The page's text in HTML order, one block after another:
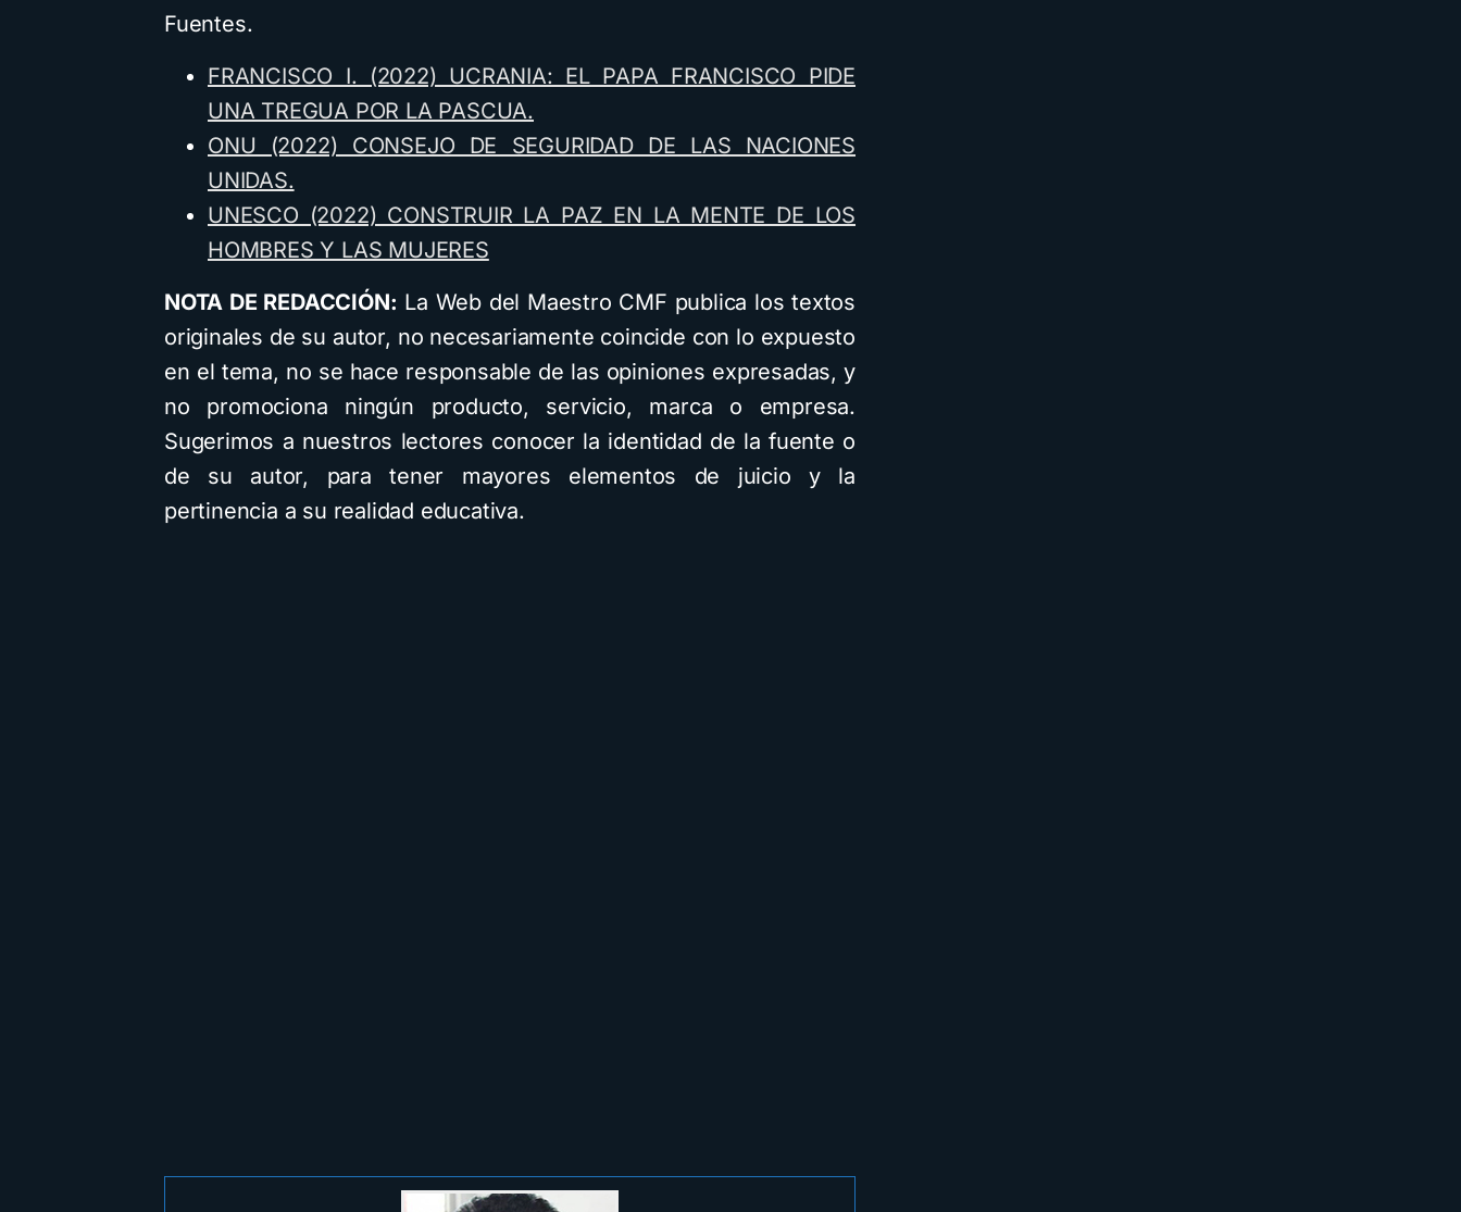
Fuentes.
FRANCISCO I. (2022) UCRANIA: EL PAPA FRANCISCO PIDE
UNA TREGUA POR LA PASCUA.
ONU (2022) CONSEJO DE SEGURIDAD DE LAS NACIONES
UNIDAS.
UNESCO (2022) CONSTRUIR LA PAZ EN LA MENTE DE LOS
HOMBRES Y LAS MUJERES
NOTA DE REDACCIÓN: La Web del Maestro CMF publica los textos
originales de su autor, no necesariamente coincide con lo expuesto
en el tema, no se hace responsable de las opiniones expresadas, y
no promociona ningún producto, servicio, marca o empresa.
Sugerimos a nuestros lectores conocer la identidad de la fuente o
de su autor, para tener mayores elementos de juicio y la
pertinencia a su realidad educativa.